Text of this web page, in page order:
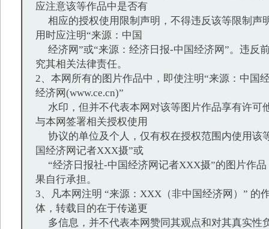
应注意该等作品中是否有
相应的授权使用限制声明，不得违反该等限制声
用时应注明“来源：中国
经济网”或“来源：经济日报-中国经济网”。违反
究其相关法律责任。
2、本网所有的图片作品中，即使注明“来源：中国
经济网(www.ce.cn)”
水印，但并不代表本网对该等图片作品享有许可
与本网签署相关授权使用
协议的单位及个人，仅有权在授权范围内使用该
国经济网记者XXX摄”或
“经济日报社-中国经济网记者XXX摄”的图片作品
果自行承担。
3、凡本网注明 “来源：XXX（非中国经济网）” 的
体，转载目的在于传递更
多信息，并不代表本网赞同其观点和对其真实性